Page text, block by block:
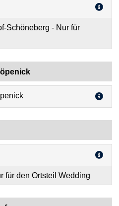
- Nur für
für Mitte - Nur für den Ortsteil Wedding